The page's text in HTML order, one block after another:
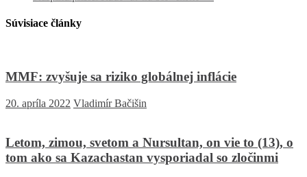
Súvisiace články
MMF: zvyšuje sa riziko globálnej inflácie
20. apríla 2022 Vladimír Bačišin
Letom, zimou, svetom a Nursultan, on vie to (13), o
tom ako sa Kazachastan vysporiadal so zločinmi